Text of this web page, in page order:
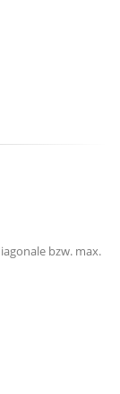
bzw. max.